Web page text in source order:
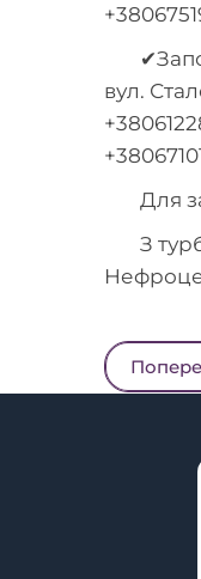
вул.
Для
З